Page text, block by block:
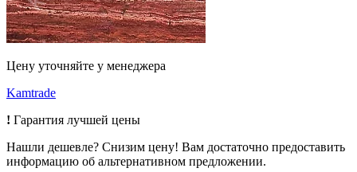
Цену уточняйте у менеджера
Kamtrade
! Гарантия лучшей цены
Нашли дешевле? Снизим цену! Вам достаточно предоставить
информацию об альтернативном предложении.